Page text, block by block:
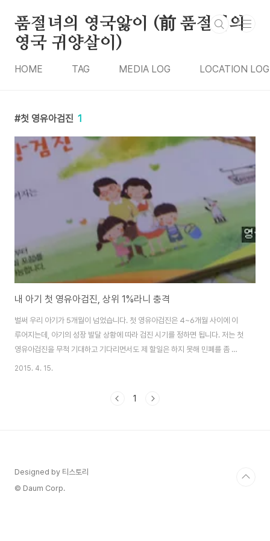
품절녀의 영국앓이 (前 품절녀의
영국 귀양살이)
HOME TAG MEDIA LOG LOCATION LOG
첫 영유아검진 1
내 아기 첫 영유아검진, 상위 1%라니 충격
벌써 우리 아기가 5개월이 넘었습니다. 첫 영유아검진은 4~6개월 사이에 이
루어지는데, 아기의 성장 발달 상황에 따라 검진 시기를 정하면 됩니다. 저는 첫
영유아검진을 무척 기대하고 기다리면서도 제 할일은 하지 못해 민폐를 좀 끼
쳤답니다. 검진 시간을 잘못 기억하여 한시간이나 늦게 간 것도 모자라, 웹 문진
요. 영유아 건강검진 안내가 가정으로 우편 발송됩니다. 앞으로 우리 아기가 받
2015. 4. 15.
1
Designed by 티스토리
© Daum Corp.